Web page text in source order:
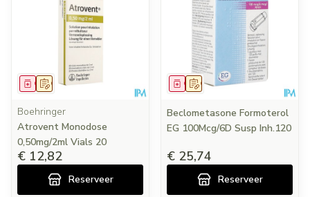
Op voorschrift
Geneesmiddel
Boehringer
Atrovent Monodose
0,50mg/2ml Vials 20
€ 12,82
Reserveer
Op voorschrift
Geneesmiddel
Beclometasone Formoterol
EG 100Mcg/6D Susp Inh.120
€ 25,74
Reserveer